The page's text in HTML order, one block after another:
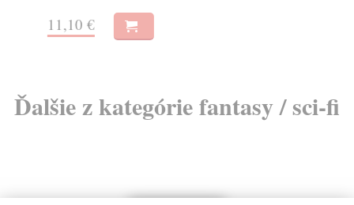
11,10 €
Ďalšie z kategórie fantasy / sci-fi